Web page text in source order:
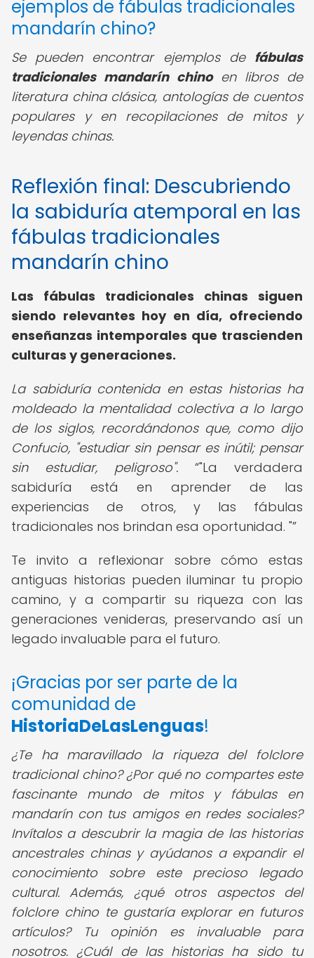
ejemplos de fábulas tradicionales
mandarín chino?
Se pueden encontrar ejemplos de fábulas
tradicionales mandarín chinoen libros de
literatura china clásica, antologías de cuentos
populares y en recopilaciones de mitos y
leyendas chinas.
Reflexión final: Descubriendo
la sabiduría atemporal en las
fábulas tradicionales
mandarín chino
Las fábulas tradicionales chinas siguen
siendo relevantes hoy en día, ofreciendo
enseñanzas intemporales que trascienden
culturas y generaciones.
La sabiduría contenida en estas historias ha
moldeado la mentalidad colectiva a lo largo
de los siglos, recordándonos que, como dijo
Confucio, "estudiar sin pensar es inútil; pensar
sin estudiar, peligroso".
"La verdadera
sabiduría está en aprender de las
experiencias de otros, y las fábulas
tradicionales nos brindan esa oportunidad. "
Te invito a reflexionar sobre cómo estas
antiguas historias pueden iluminar tu propio
camino, y a compartir su riqueza con las
generaciones venideras, preservando así un
legado invaluable para el futuro.
¡Gracias por ser parte de la
comunidad de
HistoriaDeLasLenguas!
¿Te ha maravillado la riqueza del folclore
tradicional chino? ¿Por qué no compartes este
fascinante mundo de mitos y fábulas en
mandarín con tus amigos en redes sociales?
Invítalos a descubrir la magia de las historias
ancestrales chinas y ayúdanos a expandir el
conocimiento sobre este precioso legado
cultural. Además, ¿qué otros aspectos del
folclore chino te gustaría explorar en futuros
artículos? Tu opinión es invaluable para
nosotros. ¿Cuál de las historias ha sido tu